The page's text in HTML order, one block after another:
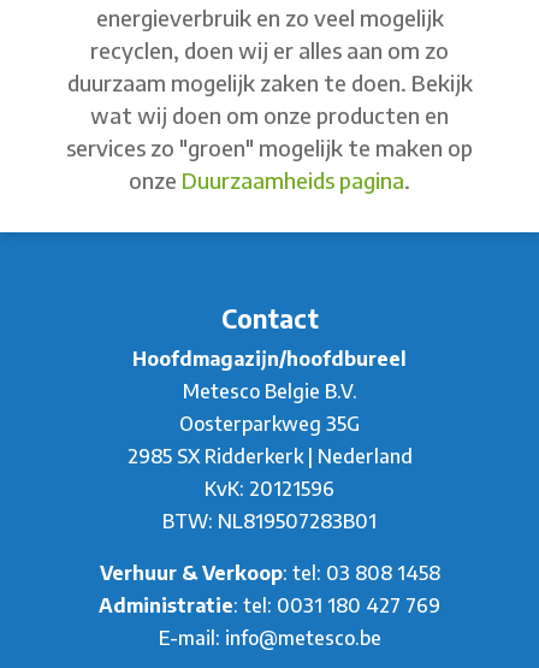
energieverbruik en zo veel mogelijk
recyclen, doen wij er alles aan om zo
duurzaam mogelijk zaken te doen. Bekijk
wat wij doen om onze producten en
services zo "groen" mogelijk te maken op
onze Duurzaamheids pagina.
Contact
Hoofdmagazijn/hoofdbureel
Metesco Belgie B.V.
Oosterparkweg 35G
2985 SX Ridderkerk | Nederland
KvK: 20121596
BTW: NL819507283B01
Verhuur & Verkoop: tel: 03 808 1458
Administratie: tel: 0031 180 427 769
E-mail: info@metesco.be